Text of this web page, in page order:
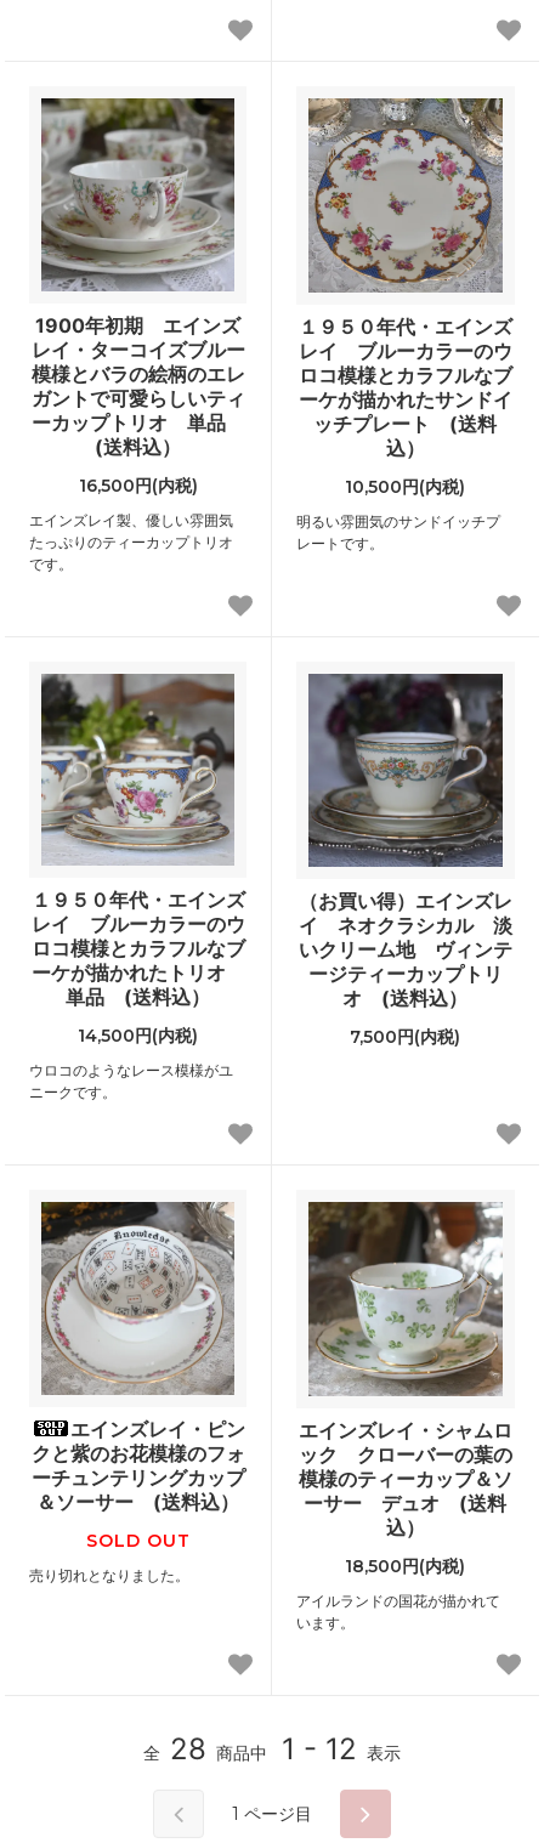
1900年初期 エインズ
レイ・ターコイズブルー
模様とバラの絵柄のエレ
ガントで可愛らしいティ
ーカップトリオ 単品
(送料込）
16,500円(内税)
エインズレイ製、優しい雰囲気
たっぷりのティーカップトリオ
です。
１９５０年代・エインズ
レイ ブルーカラーのウ
ロコ模様とカラフルなブ
ーケが描かれたサンドイ
ッチプレート (送料
込）
10,500円(内税)
明るい雰囲気のサンドイッチプ
レートです。
１９５０年代・エインズ
レイ ブルーカラーのウ
ロコ模様とカラフルなブ
ーケが描かれたトリオ
単品 (送料込）
14,500円(内税)
ウロコのようなレース模様がユ
ニークです。
（お買い得）エインズレ
イ ネオクラシカル 淡
いクリーム地 ヴィンテ
ージティーカップトリ
オ (送料込）
7,500円(内税)
エインズレイ・ピン
クと紫のお花模様のフォ
ーチュンテリングカップ
＆ソーサー (送料込）
SOLD OUT
売り切れとなりました。
エインズレイ・シャムロ
ック クローバーの葉の
模様のティーカップ＆ソ
ーサー デュオ (送料
込）
18,500円(内税)
アイルランドの国花が描かれて
います。
全 28 商品中 1 - 12 表示
1 ページ目